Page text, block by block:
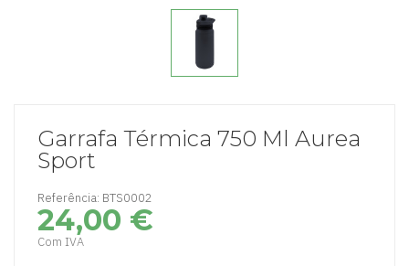
Garrafa Térmica 750 Ml Aurea
Sport
Referência: BTS0002
24,00 €
Com IVA